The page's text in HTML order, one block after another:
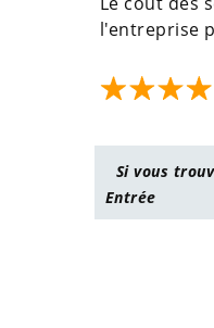
l'entreprise
Si vous
Entrée